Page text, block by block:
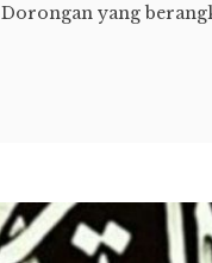
Dorongan yang